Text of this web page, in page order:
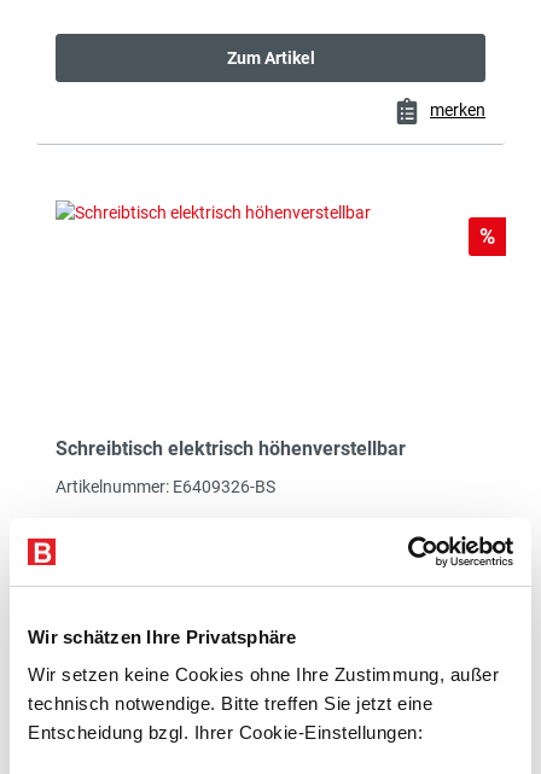
Wir schätzen Ihre Privatsphäre
Wir setzen keine Cookies ohne Ihre Zustimmung, außer
technisch notwendige. Bitte treffen Sie jetzt eine
Entscheidung bzgl. Ihrer Cookie-Einstellungen:
Zum Artikel
merken
Rabatt
%
Schreibtisch elektrisch höhenverstellbar
Artikelnummer: E6409326-BS
ahorn
-6%
bisher